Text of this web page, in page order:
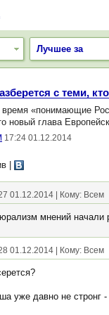
Лучшее за
с теми,
«понимающие
новый глава
17:24 01.12.2014
01.12.2014 | Кому: Всем
мнений начали
01.12.2014 | Кому: Всем
уже давно не стронг -